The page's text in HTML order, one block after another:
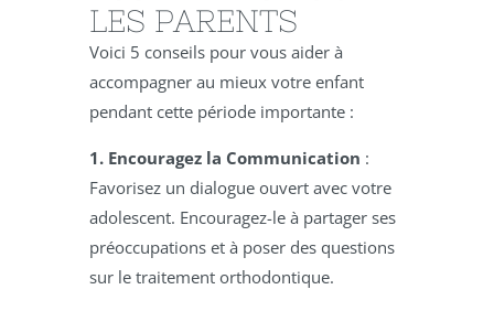
LES PARENTS
Voici 5 conseils pour vous aider à
accompagner au mieux votre enfant
pendant cette période importante :
1. Encouragez la Communication :
Favorisez un dialogue ouvert avec votre
adolescent. Encouragez-le à partager ses
préoccupations et à poser des questions
sur le traitement orthodontique.